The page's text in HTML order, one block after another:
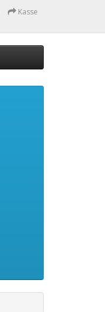
Kasse